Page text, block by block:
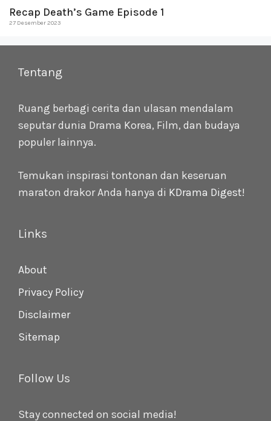
Recap Death’s Game Episode 1
27 Desember 2023
Tentang
Ruang berbagi cerita dan ulasan mendalam
seputar dunia Drama Korea, Film, dan budaya
populer lainnya.
Temukan inspirasi tontonan dan keseruan
maraton drakor Anda hanya di KDrama Digest!
Links
About
Privacy Policy
Disclaimer
Sitemap
Follow Us
Stay connected on social media!